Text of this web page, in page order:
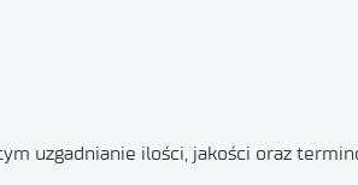
uzgadnianie ilości, jakości oraz